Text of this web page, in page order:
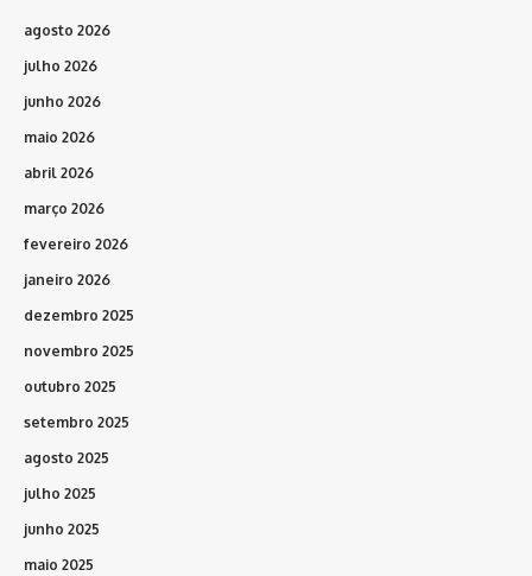
agosto 2026
julho 2026
junho 2026
maio 2026
abril 2026
março 2026
fevereiro 2026
janeiro 2026
dezembro 2025
novembro 2025
outubro 2025
setembro 2025
agosto 2025
julho 2025
junho 2025
maio 2025